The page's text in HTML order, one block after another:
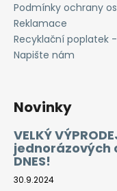
Podmínky ochrany
Reklamace
Recyklační poplatek
Napište nám
Novinky
VELKÝ
jednorázových
DNES!
30.9.2024